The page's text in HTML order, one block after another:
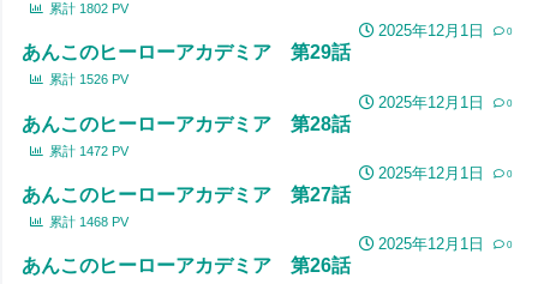
累計 1802 PV
2025年12月1日 0
あんこのヒーローアカデミア 第29話
累計 1526 PV
2025年12月1日 0
あんこのヒーローアカデミア 第28話
累計 1472 PV
2025年12月1日 0
あんこのヒーローアカデミア 第27話
累計 1468 PV
2025年12月1日 0
あんこのヒーローアカデミア 第26話